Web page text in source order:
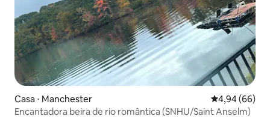
Casa ⋅ Manchester 4,94 de uma
4,94 (66)
Encantadora beira de rio romântica (SNHU/Saint Anselm)